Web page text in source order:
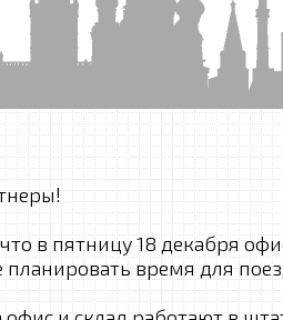
в пятницу 18 декабря
планировать время для